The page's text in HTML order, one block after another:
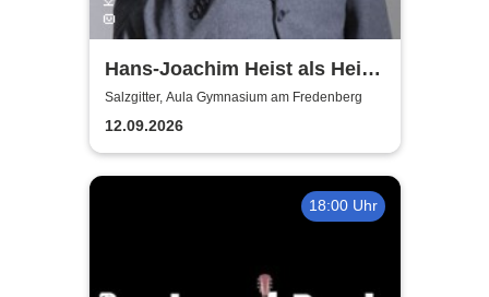
Hans-Joachim Heist als Heinz
Erhard - Noch'n Gedicht
Salzgitter, Aula Gymnasium am Fredenberg
12.09.2026
18:00 Uhr